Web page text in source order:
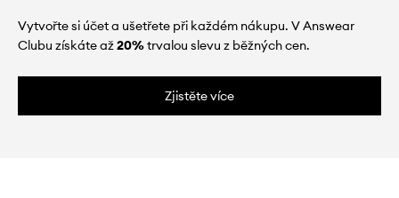
Vytvořte si účet a ušetřete při každém nákupu. V Answear
Clubu získáte až20%trvalou slevu z běžných cen.
Zjistěte více